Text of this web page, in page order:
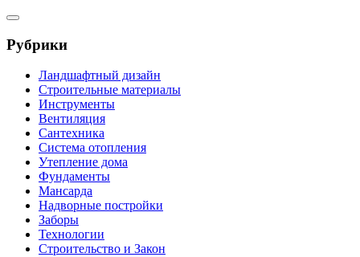
Рубрики
Ландшафтный дизайн
Строительные материалы
Инструменты
Вентиляция
Сантехника
Система отопления
Утепление дома
Фундаменты
Мансарда
Надворные постройки
Заборы
Технологии
Строительство и Закон